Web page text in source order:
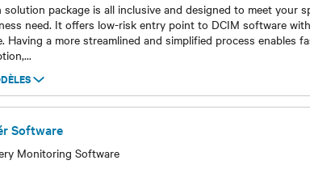
solution package is all inclusive and designed to meet your
need. It offers low-risk entry point to DCIM software
Having a more streamlined and simplified process enables
...
Software
Monitoring Software